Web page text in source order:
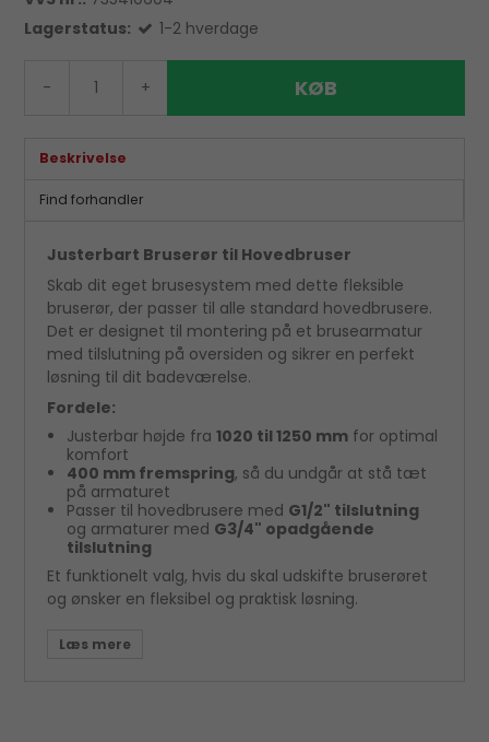
Lagerstatus:
1-2 hverdage
- + KØB
Beskrivelse
Find forhandler
Justerbart Bruserør til Hovedbruser
Skab dit eget brusesystem med dette fleksible
bruserør, der passer til alle standard hovedbrusere.
Det er designet til montering på et brusearmatur
med tilslutning på oversiden og sikrer en perfekt
løsning til dit badeværelse.
Fordele:
Justerbar højde fra 1020 til 1250 mmfor optimal
komfort
400 mm fremspring, så du undgår at stå tæt
på armaturet
Passer til hovedbrusere med G1/2" tilslutning
og armaturer med G3/4" opadgående
tilslutning
Et funktionelt valg, hvis du skal udskifte bruserøret
og ønsker en fleksibel og praktisk løsning.